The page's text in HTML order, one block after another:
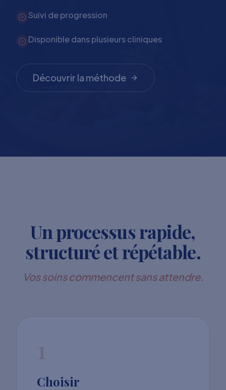
Suivi de progression
Disponible dans plusieurs cliniques
Découvrir la méthode
Un processus rapide,
structuré et répétable.
Vos soins commencent sans attendre.
1
Choisir